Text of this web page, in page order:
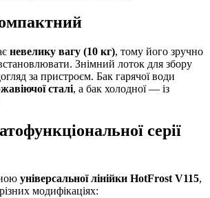
невелику вагу (10 кг), тому його зручно
Знімний лоток для збору
за пристроєм. Бак гарячої води
сталі, а бак холодної — із
серії
універсальної лінійки HotFrost V115,
модифікаціях: